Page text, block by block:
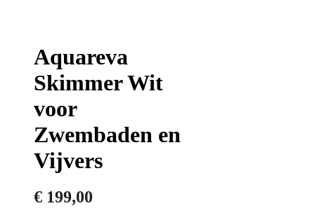
Aquareva
Skimmer Wit
voor
Zwembaden en
Vijvers
€ 199,00